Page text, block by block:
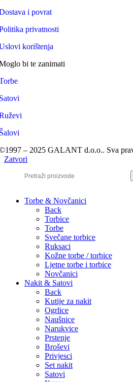
i povrat
privatnosti
korištenja
bi te zanimati
– 2025 GALANT d.o.o.. Sva
Zatvori
Torbe & Novčanici
Back
Torbice
Torbe
Svečane torbice
Ruksaci
Kožne torbe / torbice
Ljetne torbe i torbice
Novčanici
Nakit & Satovi
Back
Kutije za nakit
Ogrlice
Naušnice
Narukvice
Prstenje
Broševi
Privjesci
Set nakit
Satovi